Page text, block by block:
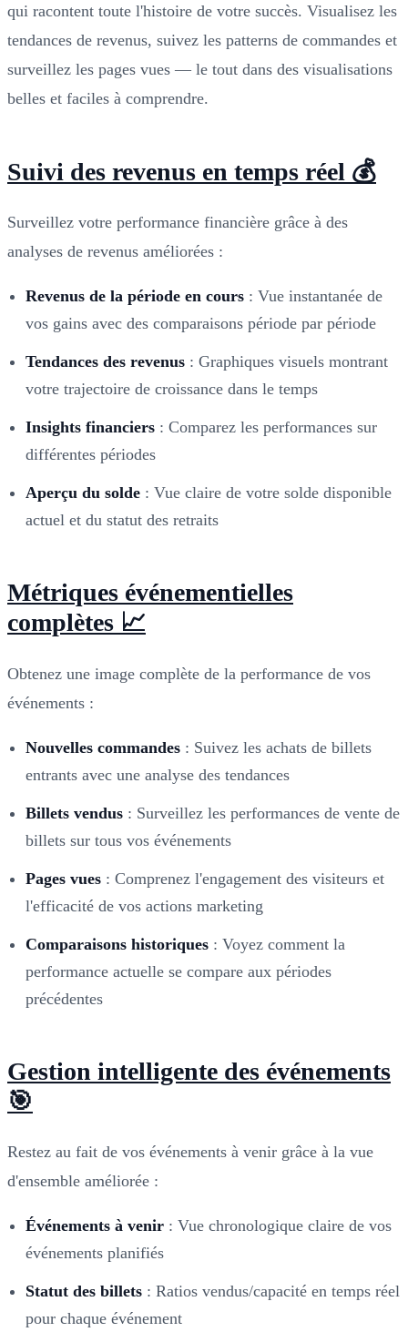
qui racontent toute l'histoire de votre succès. Visualisez les
tendances de revenus, suivez les patterns de commandes et
surveillez les pages vues — le tout dans des visualisations
belles et faciles à comprendre.
Suivi des revenus en temps réel 💰
Surveillez votre performance financière grâce à des
analyses de revenus améliorées :
Revenus de la période en cours : Vue instantanée de
vos gains avec des comparaisons période par période
Tendances des revenus : Graphiques visuels montrant
votre trajectoire de croissance dans le temps
Insights financiers : Comparez les performances sur
différentes périodes
Aperçu du solde : Vue claire de votre solde disponible
actuel et du statut des retraits
Métriques événementielles
complètes 📈
Obtenez une image complète de la performance de vos
événements :
Nouvelles commandes : Suivez les achats de billets
entrants avec une analyse des tendances
Billets vendus : Surveillez les performances de vente de
billets sur tous vos événements
Pages vues : Comprenez l'engagement des visiteurs et
l'efficacité de vos actions marketing
Comparaisons historiques : Voyez comment la
performance actuelle se compare aux périodes
précédentes
Gestion intelligente des événements
🎯
Restez au fait de vos événements à venir grâce à la vue
d'ensemble améliorée :
Événements à venir : Vue chronologique claire de vos
événements planifiés
Statut des billets : Ratios vendus/capacité en temps réel
pour chaque événement